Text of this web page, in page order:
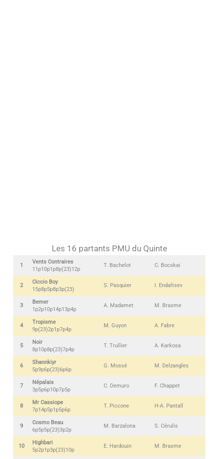
Les 16 partants PMU du Quinte
1
Vents Contraires
11p10p1p8p(23)12p
T. Bachelot C. Bocskai
2
Ciccio Boy
15p8p5p8p3p(23)
S. Pasquier I. Endaltsev
3
Bemer
1p2p10p14p13p4p
A. Madamet M. Brasme
4
Tropisme
9p(23)2p1p7p4p
M. Guyon A. Fabre
5
Noir
8p10p8p(23)7p4p
T. Trullier A. Karkosa
6
Shannkiyr
5p9p6p(23)6p6p
G. Mossé M. Delzangles
7
Népalais
3p5p6p10p7p5p
C. Demuro F. Chappet
8
Mr Cassiope
7p14p5p1p5p6p
T. Piccone H-A. Pantall
9
Cosmo Beau
6p5p5p(23)3p2p
M. Barzalona S. Cérulis
10
Highbari
5p2p1p3p(23)10p
E. Hardouin M. Brasme